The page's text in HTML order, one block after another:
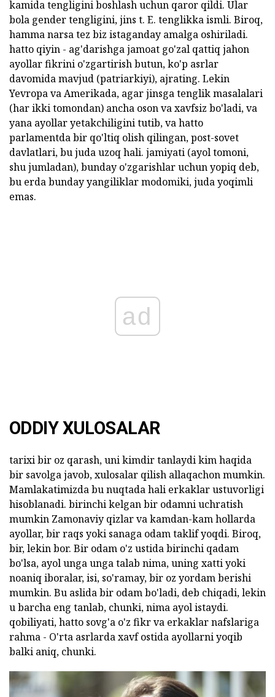
kamida tengligini boshlash uchun qaror qildi. Ular
bola gender tengligini, jins t. E. tenglikka ismli. Biroq,
hamma narsa tez biz istaganday amalga oshiriladi.
hatto qiyin - ag'darishga jamoat go'zal qattiq jahon
ayollar fikrini o'zgartirish butun, ko'p asrlar
davomida mavjud (patriarkiyi), ajrating. Lekin
Yevropa va Amerikada, agar jinsga tenglik masalalari
(har ikki tomondan) ancha oson va xavfsiz bo'ladi, va
yana ayollar yetakchiligini tutib, va hatto
parlamentda bir qo'ltiq olish qilingan, post-sovet
davlatlari, bu juda uzoq hali. jamiyati (ayol tomoni,
shu jumladan), bunday o'zgarishlar uchun yopiq deb,
bu erda bunday yangiliklar modomiki, juda yoqimli
emas.
ad
ODDIY XULOSALAR
tarixi bir oz qarash, uni kimdir tanlaydi kim haqida
bir savolga javob, xulosalar qilish allaqachon mumkin.
Mamlakatimizda bu nuqtada hali erkaklar ustuvorligi
hisoblanadi. birinchi kelgan bir odamni uchratish
mumkin Zamonaviy qizlar va kamdan-kam hollarda
ayollar, bir raqs yoki sanaga odam taklif yoqdi. Biroq,
bir, lekin bor. Bir odam o'z ustida birinchi qadam
bo'lsa, ayol unga unga talab nima, uning xatti yoki
noaniq iboralar, isi, so'ramay, bir oz yordam berishi
mumkin. Bu aslida bir odam bo'ladi, deb chiqadi, lekin
u barcha eng tanlab, chunki, nima ayol istaydi.
qobiliyati, hatto sovg'a o'z fikr va erkaklar nafslariga
rahma - O'rta asrlarda xavf ostida ayollarni yoqib
balki aniq, chunki.